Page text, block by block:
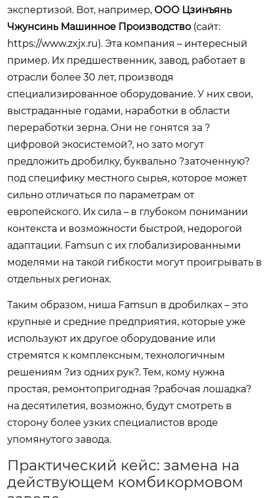
экспертизой. Вот, например, ООО Цзинъянь
Чжунсинь Машинное Производство (сайт:
https://www.zxjx.ru). Эта компания – интересный
пример. Их предшественник, завод, работает в
отрасли более 30 лет, производя
специализированное оборудование. У них свои,
выстраданные годами, наработки в области
переработки зерна. Они не гонятся за ?
цифровой экосистемой?, но зато могут
предложить дробилку, буквально ?заточенную?
под специфику местного сырья, которое может
сильно отличаться по параметрам от
европейского. Их сила – в глубоком понимании
контекста и возможности быстрой, недорогой
адаптации. Famsun с их глобализированными
моделями на такой гибкости могут проигрывать в
отдельных регионах.
Таким образом, ниша Famsun в дробилках – это
крупные и средние предприятия, которые уже
используют их другое оборудование или
стремятся к комплексным, технологичным
решениям ?из одних рук?. Тем, кому нужна
простая, ремонтопригодная ?рабочая лошадка?
на десятилетия, возможно, будут смотреть в
сторону более узких специалистов вроде
упомянутого завода.
Практический кейс: замена на
действующем комбикормовом